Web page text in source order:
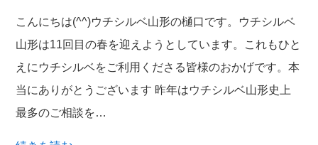
こんにちは(^^)ウチシルベ山形の樋口です。ウチシルベ
山形は11回目の春を迎えようとしています。これもひと
えにウチシルベをご利用くださる皆様のおかげです。本
当にありがとうございます 昨年はウチシルベ山形史上
最多のご相談を…